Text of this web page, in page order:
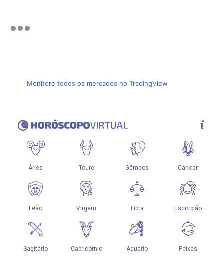
Monitore todos os mercados no TradingView